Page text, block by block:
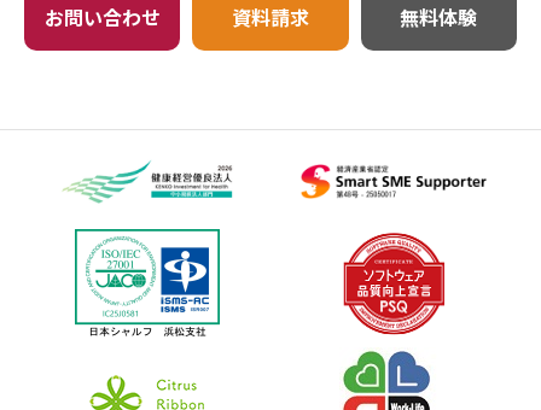
お問い合わせ 資料請求 無料体験